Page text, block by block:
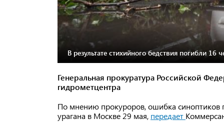
В результате стихийного бедствия погибли
Генеральная прокуратура Российской
гидрометцентра
По мнению прокуроров, ошибка синоптиков
урагана в Москве 29 мая, передает